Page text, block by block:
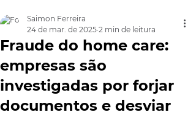
Fraude do home care:
empresas são
investigadas por forjar
documentos e desviar
Saimon Ferreira
24 de mar. de 2025 2 min de leitura